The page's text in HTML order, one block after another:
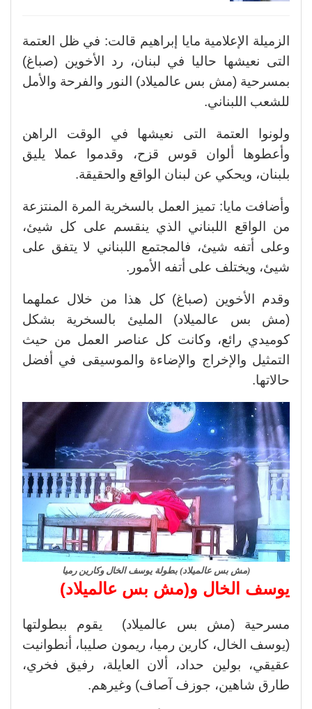
الزميلة الإعلامية مايا إبراهيم قالت: في ظل العتمة
التى نعيشها حاليا في لبنان، رد الأخوين (صباغ)
بمسرحية (مش بس عالميلاد) النور والفرحة والأمل
للشعب اللبناني.
ولونوا العتمة التى نعيشها في الوقت الراهن
وأعطوها ألوان قوس قزح، وقدموا عملا يليق
بلبنان، ويحكي عن لبنان الواقع والحقيقة.
وأضافت مايا: تميز العمل بالسخرية المرة المنتزعة
من الواقع اللبناني الذي ينقسم على كل شيئ،
وعلى أتفه شيئ، فالمجتمع اللبناني لا يتفق على
شيئ، ويختلف على أتفه الأمور.
وقدم الأخوين (صباغ) كل هذا من خلال عملهما
(مش بس عالميلاد) المليئ بالسخرية بشكل
كوميدي رائع، وكانت كل عناصر العمل من حيث
التمثيل والإخراج والإضاءة والموسيقى في أفضل
حالاتها.
(مش بس عالميلاد) بطولة يوسف الخال وكارين رميا
يوسف الخال و(مش بس عالميلاد)
مسرحية (مش بس عالميلاد) يقوم ببطولتها
(يوسف الخال، كارين رميا، ريمون صليبا، أنطوانيت
عقيقي، بولين حداد، ألان العايلة، رفيق فخري،
طارق شاهين، جوزف آصاف) وغيرهم.